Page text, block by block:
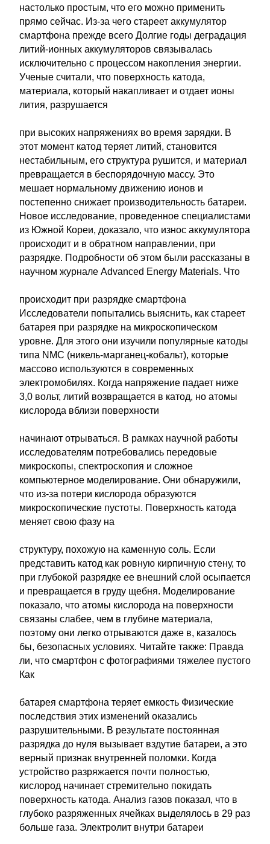
настолько простым, что его можно применить
прямо сейчас. Из-за чего стареет аккумулятор
смартфона прежде всего Долгие годы деградация
литий-ионных аккумуляторов связывалась
исключительно с процессом накопления энергии.
Ученые считали, что поверхность катода,
материала, который накапливает и отдает ионы
лития, разрушается
при высоких напряжениях во время зарядки. В
этот момент катод теряет литий, становится
нестабильным, его структура рушится, и материал
превращается в беспорядочную массу. Это
мешает нормальному движению ионов и
постепенно снижает производительность батареи.
Новое исследование, проведенное специалистами
из Южной Кореи, доказало, что износ аккумулятора
происходит и в обратном направлении, при
разрядке. Подробности об этом были рассказаны в
научном журнале Advanced Energy Materials. Что
происходит при разрядке смартфона
Исследователи попытались выяснить, как стареет
батарея при разрядке на микроскопическом
уровне. Для этого они изучили популярные катоды
типа NMC (никель-марганец-кобальт), которые
массово используются в современных
электромобилях. Когда напряжение падает ниже
3,0 вольт, литий возвращается в катод, но атомы
кислорода вблизи поверхности
начинают отрываться. В рамках научной работы
исследователям потребовались передовые
микроскопы, спектроскопия и сложное
компьютерное моделирование. Они обнаружили,
что из-за потери кислорода образуются
микроскопические пустоты. Поверхность катода
меняет свою фазу на
структуру, похожую на каменную соль. Если
представить катод как ровную кирпичную стену, то
при глубокой разрядке ее внешний слой осыпается
и превращается в груду щебня. Моделирование
показало, что атомы кислорода на поверхности
связаны слабее, чем в глубине материала,
поэтому они легко отрываются даже в, казалось
бы, безопасных условиях. Читайте также: Правда
ли, что смартфон с фотографиями тяжелее пустого
Как
батарея смартфона теряет емкость Физические
последствия этих изменений оказались
разрушительными. В результате постоянная
разрядка до нуля вызывает вздутие батареи, а это
верный признак внутренней поломки. Когда
устройство разряжается почти полностью,
кислород начинает стремительно покидать
поверхность катода. Анализ газов показал, что в
глубоко разряженных ячейках выделялось в 29 раз
больше газа. Электролит внутри батареи